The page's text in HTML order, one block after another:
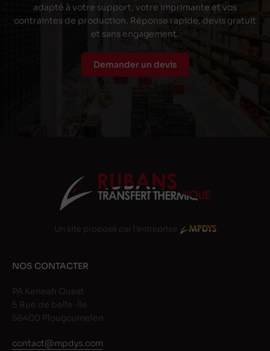
adapté à votre support, votre imprimante et vos
contraintes de production. Réponse rapide, devis gratuit
et sans engagement.
Demander un devis
Un site proposé par l'entreprise
NOS CONTACTER
PA Keneah Ouest
5 Rue de belle-Île
56400 Plougoumelen
contact@mpdys.com